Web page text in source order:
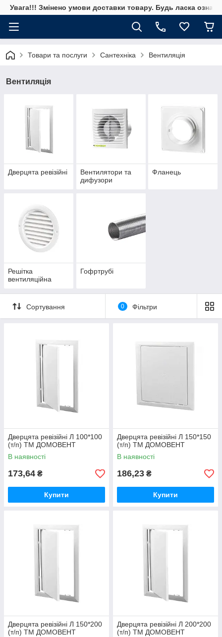
Увага!!! Змінено умови доставки товару. Будь ласка
Товари та послуги Сантехніка Вентиляція
Вентиляція
Дверцята ревізійні
Вентилятори та
дифузори
Фланець
Решітка
вентиляційна
Гофртрубі
Сортування 0 Фільтри
Дверцята ревізійні Л 100*100
(т/п) ТМ ДОМОВЕНТ
В наявності
173,64 ₴
Купити
Дверцята ревізійні Л 150*150
(т/п) ТМ ДОМОВЕНТ
В наявності
186,23 ₴
Купити
Дверцята ревізійні Л 150*200
(т/п) ТМ ДОМОВЕНТ
Дверцята ревізійні Л 200*200
(т/п) ТМ ДОМОВЕНТ